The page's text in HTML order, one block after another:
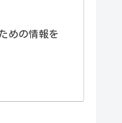
めの情報を